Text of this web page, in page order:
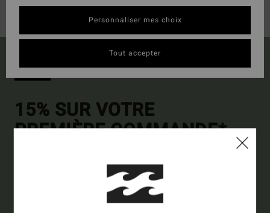
15% SUR VOTRE
PREMIÈRE COMMANDE*
Homme
Personnaliser mes choix
Tout accepter